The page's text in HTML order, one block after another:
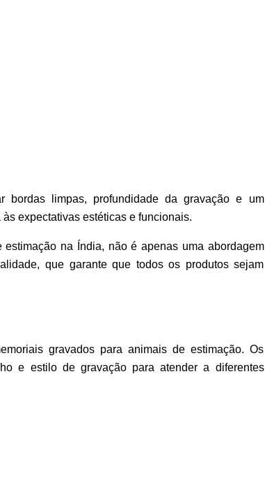
bordas limpas, profundidade da gravação e um
expectativas estéticas e funcionais.
na Índia, não é apenas uma abordagem
que garante que todos os produtos sejam
gravados para animais de estimação. Os
e estilo de gravação para atender a diferentes